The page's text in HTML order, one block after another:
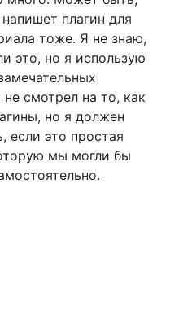
плагин для
тоже. Я не знаю,
это, но я использую
не смотрел на то, как
но я должен
если это простая
мы могли бы